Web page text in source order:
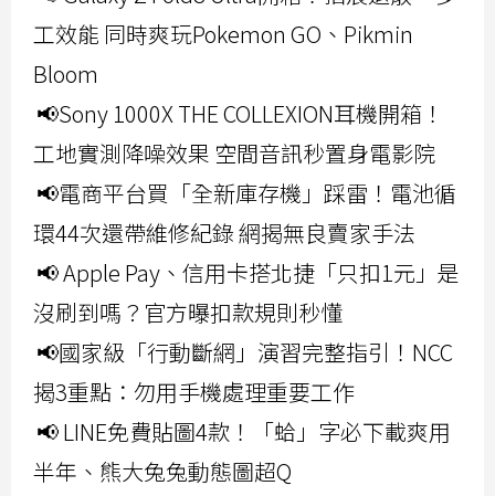
工效能 同時爽玩Pokemon GO、Pikmin
Bloom
📢Sony 1000X THE COLLEXION耳機開箱！
工地實測降噪效果 空間音訊秒置身電影院
📢電商平台買「全新庫存機」踩雷！電池循
環44次還帶維修紀錄 網揭無良賣家手法
📢 Apple Pay、信用卡搭北捷「只扣1元」是
沒刷到嗎？官方曝扣款規則秒懂
📢國家級「行動斷網」演習完整指引！NCC
揭3重點：勿用手機處理重要工作
📢 LINE免費貼圖4款！「蛤」字必下載爽用
半年、熊大兔兔動態圖超Q